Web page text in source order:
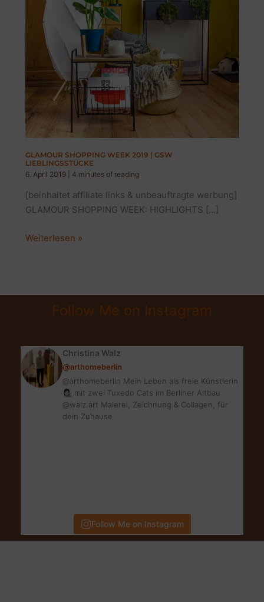
GLAMOUR SHOPPING WEEK 2019 | GSW
LIEBLINGSSTÜCKE
6. April 2019
4 minutes of reading
[beinhaltet affiliate links & unbeauftragte werbung]
GLAMOUR SHOPPING WEEK: HIGHLIGHTS […]
GLAMOUR
|
Weiterlesen »
Follow Me on Instagram
Christina Walz
@arthomeberlin
@arthomeberlin Mein Leben als freie Künstlerin
👩🏻‍🎨 mit zwei Tuxedo Cats im Berliner Altbau
@walz.art Malerei, Zeichnung & Collagen, für
dein Zuhause
Follow Me on Instagram